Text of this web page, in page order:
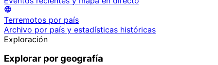
Terremotos por país
Archivo por país y estadísticas históricas
Exploración
Explorar por geografía